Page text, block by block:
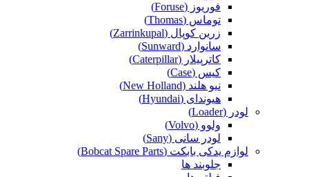
فوریوز (Foruse)
توماس (Thomas)
زرین کوپال (Zarrinkupal)
سانوارد (Sunward)
کاترپیلار (Caterpillar)
کیس (Case)
نیو هلند (New Holland)
هیوندای (Hyundai)
لودر (Loader)
ولوو (Volvo)
لودر سانی (Sany)
لوازم یدکی بابکت (Bobcat Spare Parts)
جلوبند ها